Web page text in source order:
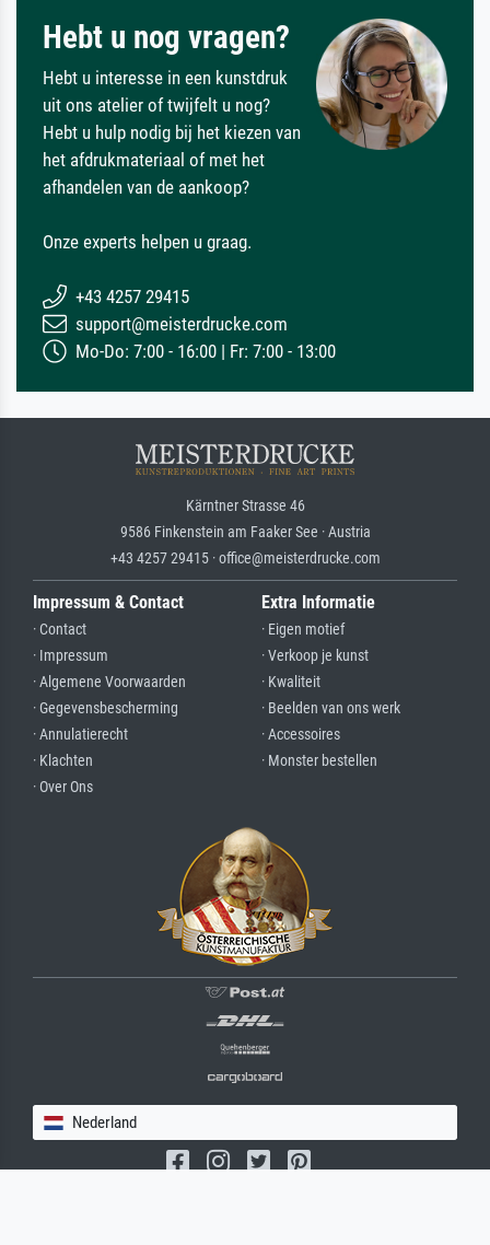
Hebt u nog vragen?
Hebt u interesse in een kunstdruk
uit ons atelier of twijfelt u nog?
Hebt u hulp nodig bij het kiezen van
het afdrukmateriaal of met het
afhandelen van de aankoop?
Onze experts helpen u graag.
+43 4257 29415
support@meisterdrucke.com
Mo-Do: 7:00 - 16:00 | Fr: 7:00 - 13:00
Kärntner Strasse 46
9586 Finkenstein am Faaker See · Austria
+43 4257 29415 · office@meisterdrucke.com
Impressum & Contact
· Contact
· Impressum
· Algemene Voorwaarden
· Gegevensbescherming
· Annulatierecht
· Klachten
· Over Ons
Extra Informatie
· Eigen motief
· Verkoop je kunst
· Kwaliteit
· Beelden van ons werk
· Accessoires
· Monster bestellen
Nederland